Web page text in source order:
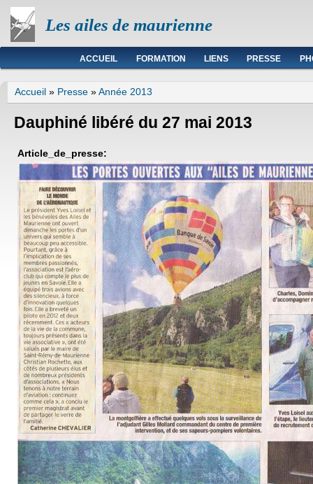
Les ailes de maurienne
Menu principal
ACCUEIL FORMATION LIENS PRESSE
Vous êtes ici
Accueil » Presse »Année 2013
Dauphiné libéré du 27 mai 2013
Article_de_presse: